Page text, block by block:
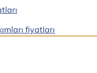
fiyatları